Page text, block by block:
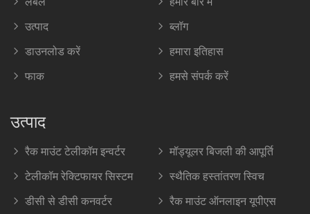
उत्पाद ब्लॉग
डाउनलोड करें हमारा इतिहास
फाक हमसे संपर्क करें
उत्पाद
रैक माउंट टेलीकॉम इन्वर्टर मॉड्यूलर बिजली की आपूर्ति
टेलीकॉम रेक्टिफायर सिस्टम स्थैतिक हस्तांतरण स्विच
डीसी से डीसी कनवर्टर रैक माउंट ऑनलाइन यूपीएस